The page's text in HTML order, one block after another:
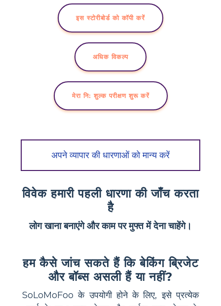
इस स्टोरीबोर्ड को कॉपी करें
अधिक विकल्प
मेरा नि: शुल्क परीक्षण शुरू करें
अपने व्यापार की धारणाओं को मान्य करें
विवेक हमारी पहली धारणा की जाँच करता
है
लोग खाना बनाएंगे और काम पर मुफ्त में देना चाहेंगे।
हम कैसे जांच सकते हैं कि बेकिंग ब्रिजेट
और बॉब्स असली हैं या नहीं?
SoLoMoFoo के उपयोगी होने के लिए, इसे प्रत्येक